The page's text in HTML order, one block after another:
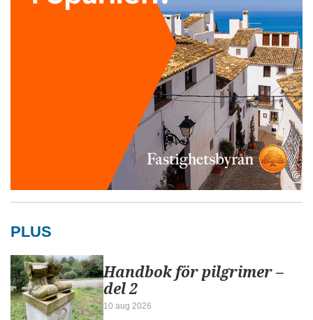
PLUS
Handbok för pilgrimer –
del 2
10 aug 2026